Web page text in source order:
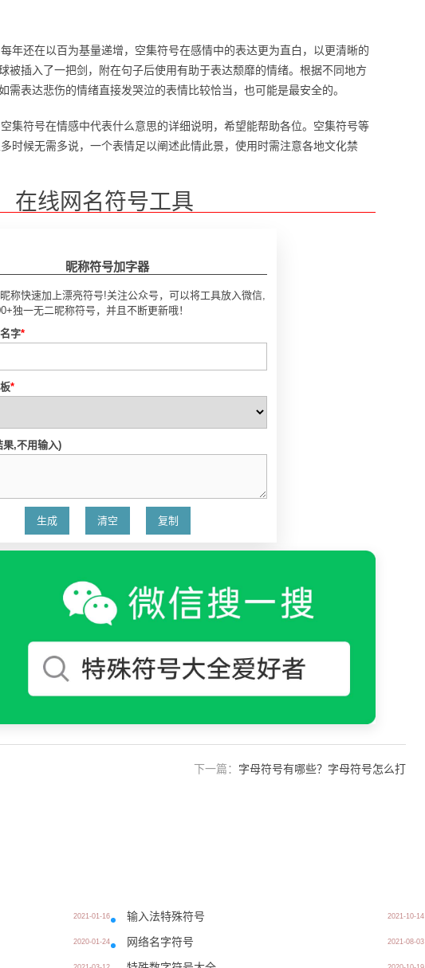
年还在以百为基量递增，空集符号在感情中的表达更为直白，以更清晰的
被插入了一把剑，附在句子后使用有助于表达颓靡的情绪。根据不同地方
需表达悲伤的情绪直接发哭泣的表情比较恰当，也可能是最安全的。
集符号在情感中代表什么意思的详细说明，希望能帮助各位。空集符号等
时候无需多说，一个表情足以阐述此情此景，使用时需注意各地文化禁
在线网名符号工具
昵称符号加字器
称快速加上漂亮符号!关注公众号，可以将工具放入微信,
独一无二昵称符号，并且不断更新哦！
字*
*
果,不用输入)
下一篇： 字母符号有哪些？字母符号怎么打
2021-01-16 输入法特殊符号 2021-10-14
2020-01-24 网络名字符号 2021-08-03